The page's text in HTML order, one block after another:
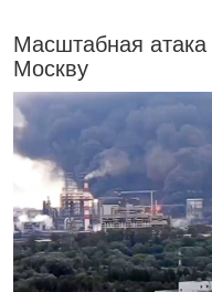
Масштабная атака
Москву